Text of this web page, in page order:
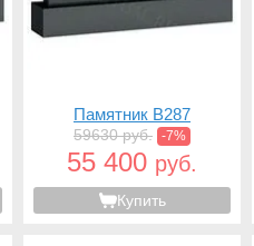
Памятник B287
59630 руб. -7%
55 400 руб.
Купить